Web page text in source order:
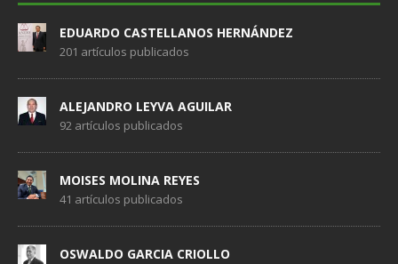
EDUARDO CASTELLANOS HERNÁNDEZ
201 artículos publicados
ALEJANDRO LEYVA AGUILAR
92 artículos publicados
MOISES MOLINA REYES
41 artículos publicados
OSWALDO GARCIA CRIOLLO